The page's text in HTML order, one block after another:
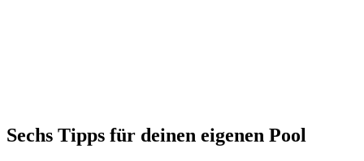
Sechs Tipps für deinen eigenen Pool